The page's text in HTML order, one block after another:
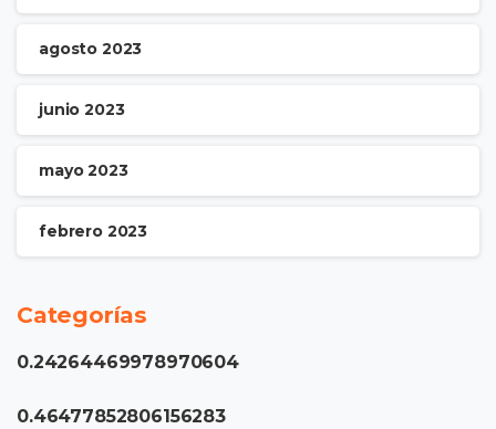
agosto 2023
junio 2023
mayo 2023
febrero 2023
Categorías
0.24264469978970604
0.46477852806156283